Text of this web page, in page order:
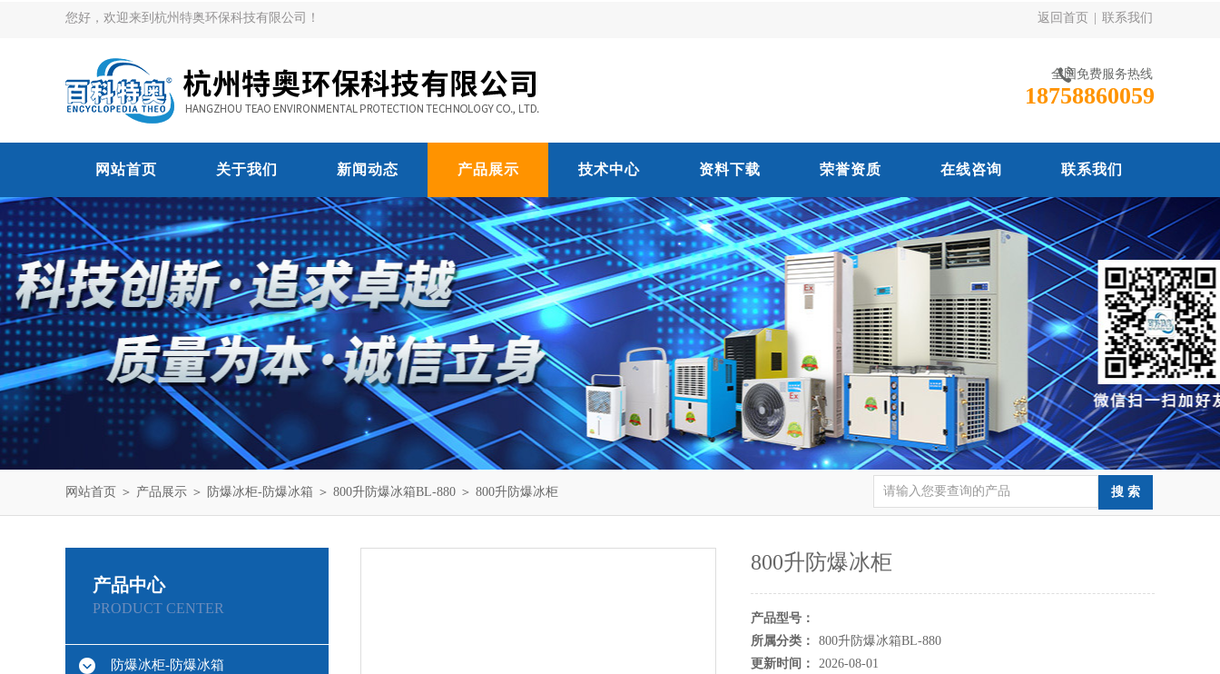
您好，欢迎来到杭州特奥环保科技有限公司！ 返回首页 联系我们
全国免费服务热线
18758860059
网站首页 关于我们 新闻动态 产品展示 技术中心 资料下载 荣誉资质 在线咨询 联系我们
网站首页 ＞ 产品展示 ＞ 防爆冰柜-防爆冰箱 ＞ 800升防爆冰箱BL-880 ＞ 800升防爆冰柜
产品中心
PRODUCT CENTER
防爆冰柜-防爆冰箱
800升防爆冰柜
产品型号：
所属分类：
800升防爆冰箱BL-880
更新时间：
2026-08-01